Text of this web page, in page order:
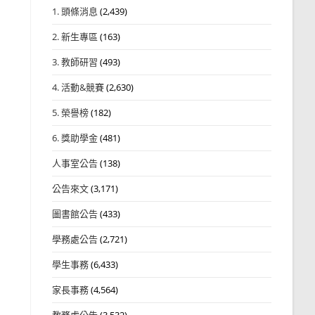
1. 頭條消息 (2,439)
2. 新生專區 (163)
3. 教師研習 (493)
4. 活動&競賽(2,630)
5. 榮譽榜(182)
6. 獎助學金(481)
人事室公告(138)
公告來文(3,171)
圖書館公告(433)
學務處公告(2,721)
學生事務(6,433)
家長事務(4,564)